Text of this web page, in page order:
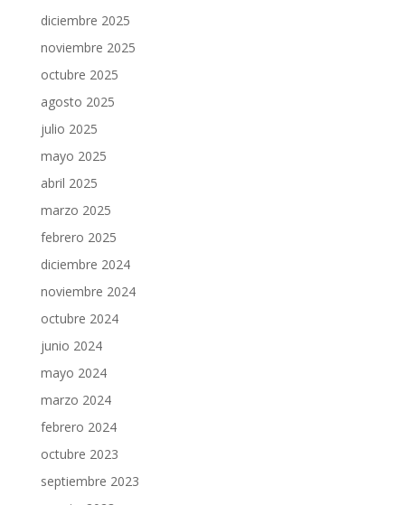
diciembre 2025
noviembre 2025
octubre 2025
agosto 2025
julio 2025
mayo 2025
abril 2025
marzo 2025
febrero 2025
diciembre 2024
noviembre 2024
octubre 2024
junio 2024
mayo 2024
marzo 2024
febrero 2024
octubre 2023
septiembre 2023